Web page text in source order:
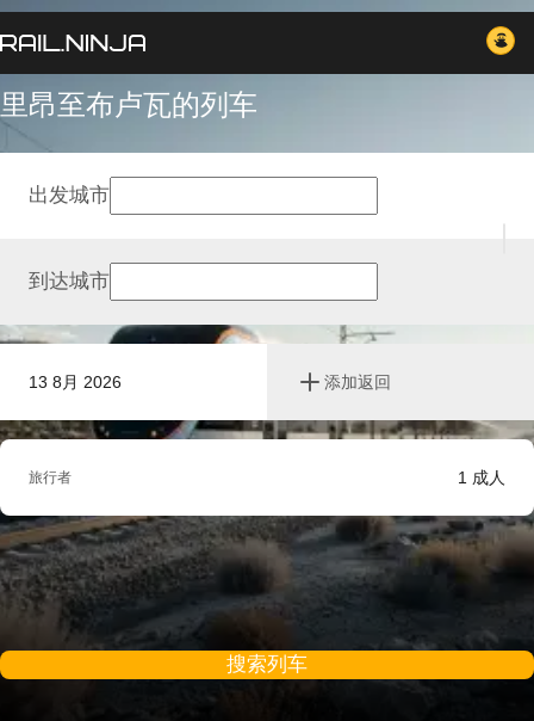
里昂至布卢瓦的列车
13 8月 2026 添加返回
出发城市
到达城市
旅行者 1 成人
搜索列车